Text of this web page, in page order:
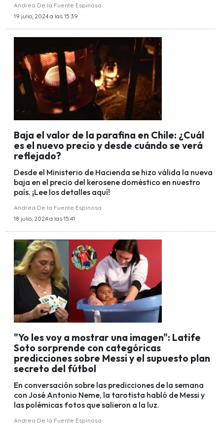
Andrea De la Fuente Espinosa
19 julio, 2024 a las 15:39
Baja el valor de la parafina en Chile: ¿Cuál
es el nuevo precio y desde cuándo se verá
reflejado?
Desde el Ministerio de Hacienda se hizo válida la nueva
baja en el precio del kerosene doméstico en nuestro
país. ¡Lee los detalles aquí!
Andrea De la Fuente Espinosa
18 julio, 2024 a las 15:41
"Yo les voy a mostrar una imagen": Latife
Soto sorprende con categóricas
predicciones sobre Messi y el supuesto plan
secreto del fútbol
En conversación sobre las predicciones de la semana
con José Antonio Neme, la tarotista habló de Messi y
las polémicas fotos que salieron a la luz.
Andrea De la Fuente Espinosa